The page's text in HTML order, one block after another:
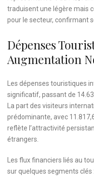
traduisent une légère mais
pour le secteur, confirmant
Dépenses
Augmentation
Les dépenses touristiques
significatif, passant de
La part des visiteurs
prédominante, avec
reflète l’attractivité
étrangers.
Les flux financiers liés au
sur quelques segments